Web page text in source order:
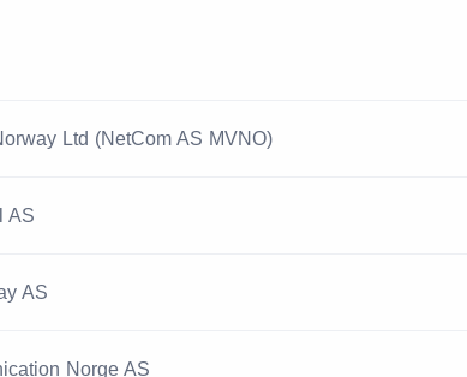
Ltd (NetCom AS MVNO)
AS
AS
Norge AS